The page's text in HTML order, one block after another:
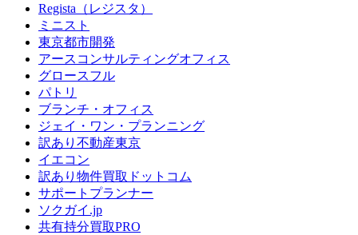
Regista（レジスタ）
ミニスト
東京都市開発
アースコンサルティングオフィス
グロースフル
パトリ
ブランチ・オフィス
ジェイ・ワン・プランニング
訳あり不動産東京
イエコン
訳あり物件買取ドットコム
サポートプランナー
ソクガイ.jp
共有持分買取PRO